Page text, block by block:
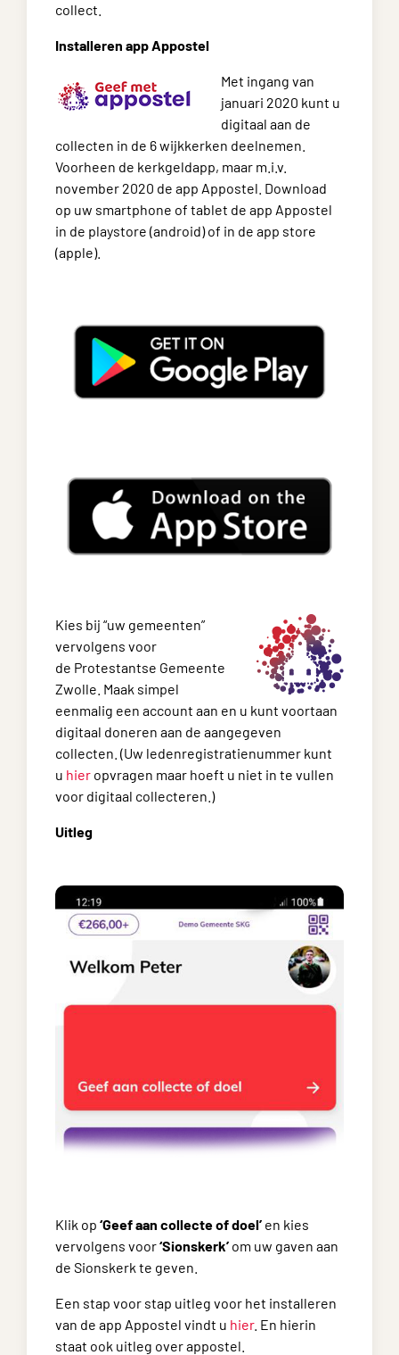
collect.
Installeren app Appostel
Met ingang van
januari 2020 kunt u
digitaal aan de
collecten in de 6 wijkkerken deelnemen.
Voorheen de kerkgeldapp, maar m.i.v.
november 2020 de app Appostel. Download
op uw smartphone of tablet de app Appostel
in de playstore (android) of in de app store
(apple).
Kies bij “uw gemeenten”
vervolgens voor
de Protestantse Gemeente
Zwolle. Maak simpel
eenmalig een account aan en u kunt voortaan
digitaal doneren aan de aangegeven
collecten. (Uw ledenregistratienummer kunt
u hier opvragen maar hoeft u niet in te vullen
voor digitaal collecteren.)
Uitleg
Klik op ‘Geef aan collecte of doel’ en kies
vervolgens voor‘Sionskerk’ om uw gaven aan
de Sionskerk te geven.
Een stap voor stap uitleg voor het installeren
van de app Appostel vindt u hier. En hierin
staat ook uitleg over appostel.